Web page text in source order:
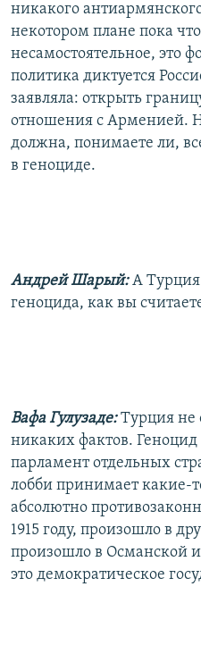
никакого
некотором плане пока что
несамостоятельное, это
политика диктуется
заявляла: открыть
отношения с Арменией.
должна, понимаете ли,
в геноциде.
Андрей Шарый:А Турция
геноцида, как вы
Вафа Гулузаде:Турция не
никаких фактов.
парламент отдельных
лобби принимает какие-
абсолютно
1915 году, произошло в
произошло в Османской
это демократическое